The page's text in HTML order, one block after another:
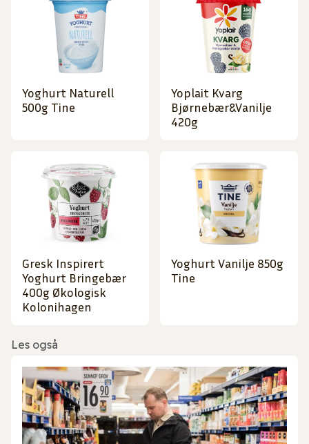
Yoghurt Naturell
500g Tine
Yoplait Kvarg
Bjørnebær&Vanilje
420g
Gresk Inspirert
Yoghurt Bringebær
400g Økologisk
Kolonihagen
Yoghurt Vanilje 850g
Tine
Les også